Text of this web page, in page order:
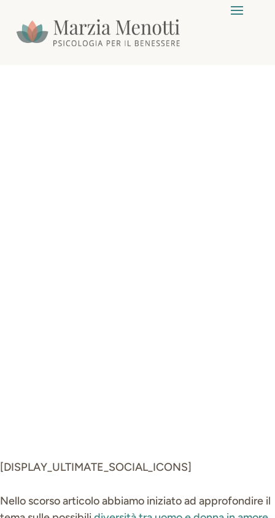
[DISPLAY_ULTIMATE_SOCIAL_ICONS]
Nello scorso articolo abbiamo iniziato ad approfondire il